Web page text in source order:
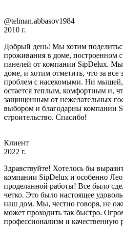
@telman.abbasov1984
2010 г.
Добрый день! Мы хотим
проживания в доме, построенном
панелей от компании SipDelux.
доме, и хотим отметить, что за
проблем с насекомыми. Ни
остается теплым, комфортным и,
защищенным от нежелательных
выбором и благодарны компании
строительство. Спасибо!
Клиент
2022 г.
Здравствуйте! Хотелось бы
компании SipDelux и особенно
проделанной работы! Все было
четко. Это было настоящее
наш дом. Мы, честно говоря, не
может проходить так быстро.
профессионализм и качественную